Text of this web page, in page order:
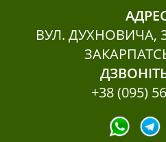
ВУЛ. ДУХНОВИЧА,
+38 (095)